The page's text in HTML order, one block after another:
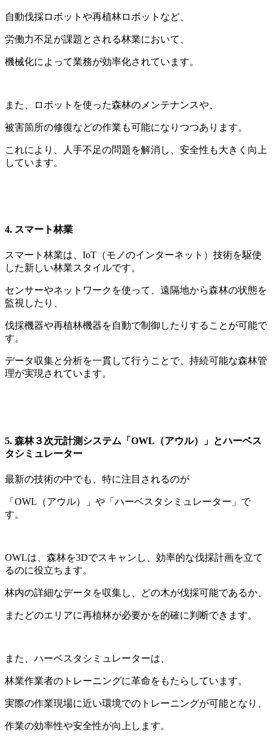
自動伐採ロボットや再植林ロボットなど、
労働力不足が課題とされる林業において、
機械化によって業務が効率化されています。
また、ロボットを使った森林のメンテナンスや、
被害箇所の修復などの作業も可能になりつつあります。
これにより、人手不足の問題を解消し、安全性も大きく向上
しています。
4. スマート林業
スマート林業は、IoT（モノのインターネット）技術を駆使
した新しい林業スタイルです。
センサーやネットワークを使って、遠隔地から森林の状態を
監視したり、
伐採機器や再植林機器を自動で制御したりすることが可能で
す。
データ収集と分析を一貫して行うことで、持続可能な森林管
理が実現されています。
5. 森林３次元計測システム「OWL（アウル）」とハーベス
タシミュレーター
最新の技術の中でも、特に注目されるのが
「OWL（アウル）」や「ハーベスタシミュレーター」で
す。
OWLは、森林を3Dでスキャンし、効率的な伐採計画を立て
るのに役立ちます。
林内の詳細なデータを収集し、どの木が伐採可能であるか、
またどのエリアに再植林が必要かを的確に判断できます。
また、ハーベスタシミュレーターは、
林業作業者のトレーニングに革命をもたらしています。
実際の作業現場に近い環境でのトレーニングが可能となり、
作業の効率性や安全性が向上します。